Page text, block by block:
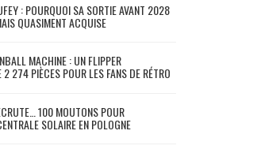
: POURQUOI SA SORTIE AVANT 2028
QUASIMENT ACQUISE
MACHINE : UN FLIPPER
2 274 PIÈCES POUR LES FANS DE RÉTRO
100 MOUTONS POUR
SOLAIRE EN POLOGNE